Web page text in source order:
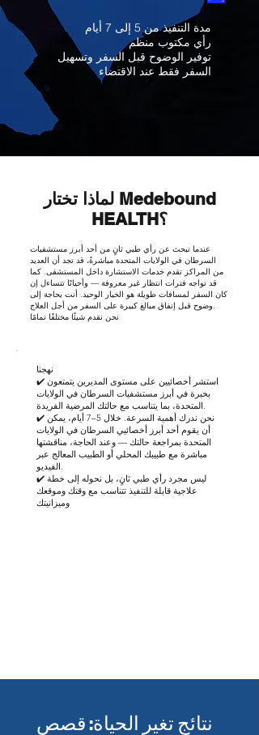
مدة التنفيذ من 5 إلى 7 أيام
رأي مكتوب منظم
توفير الوضوح قبل السفر وتسهيل
السفر فقط عند الاقتضاء
لماذا تختار Medebound
HEALTH؟
عندما تبحث عن رأي طبي ثانٍ من أحد أبرز مستشفيات
السرطان في الولايات المتحدة مباشرةً، قد تجد أن العديد
من المراكز تقدم خدمات الاستشارة داخل المستشفى. كما
قد تواجه فترات انتظار غير معروفة — وأحيانًا تتساءل إن
كان السفر لمسافات طويلة هو الخيار الوحيد. أنت بحاجة إلى
وضوح قبل إنفاق مبالغ كبيرة على السفر من أجل العلاج.
نحن نقدم شيئًا مختلفًا تمامًا
نهجنا
✔️ استشر أخصائيين على مستوى المديرين يتمتعون
بخبرة في أبرز مستشفيات السرطان في الولايات
المتحدة، بما يتناسب مع حالتك المرضية الفريدة.
✔️ نحن ندرك أهمية السرعة. خلال 5–7 أيام، يمكن
أن يقوم أحد أبرز أخصائيي السرطان في الولايات
المتحدة بمراجعة حالتك — وعند الحاجة، مناقشتها
مباشرة مع طبيبك المحلي أو الطبيب المعالج عبر
الفيديو.
✔️ ليس مجرد رأي طبي ثانٍ، بل نحوله إلى خطة
علاجية قابلة للتنفيذ تتناسب مع وقتك وموقعك
وميزانيتك
نتائج تغير الحياة: قصص